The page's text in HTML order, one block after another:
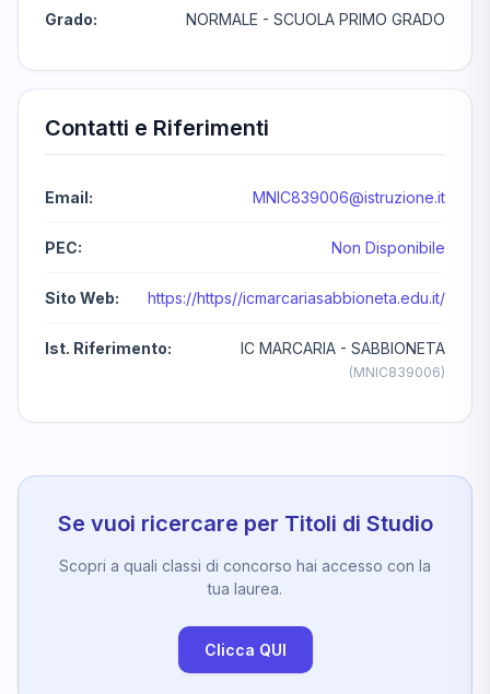
Grado: NORMALE - SCUOLA PRIMO GRADO
Contatti e Riferimenti
Email: MNIC839006@istruzione.it
PEC: Non Disponibile
Sito Web: https://https//icmarcariasabbioneta.edu.it/
Ist. Riferimento: IC MARCARIA - SABBIONETA
(MNIC839006)
Se vuoi ricercare per Titoli di Studio
Scopri a quali classi di concorso hai accesso con la
tua laurea.
Clicca QUI